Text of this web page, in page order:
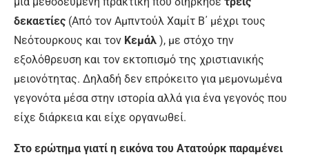
δεκαετίες (Από τον Αμπντούλ Χαμίτ Β΄ μέχρι τους
Νεότουρκους και τον Κεμάλ ), με στόχο την
εξολόθρευση και τον εκτοπισμό της χριστιανικής
μειονότητας. Δηλαδή δεν επρόκειτο για μεμονωμένα
γεγονότα μέσα στην ιστορία αλλά για ένα γεγονός που
είχε διάρκεια και είχε οργανωθεί.
Στο ερώτημα γιατί η εικόνα του Ατατούρκ παραμένει